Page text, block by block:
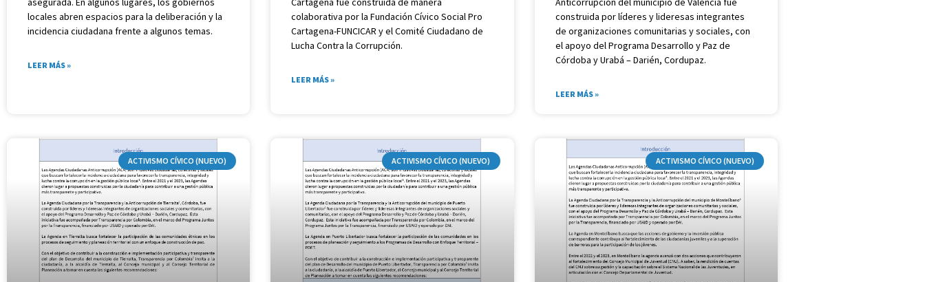
locales abren espacios para la deliberación y la
incidencia ciudadana frente a algunos temas.
LEER MÁS »
colaborativa por la Fundación Cívico Social Pro
Cartagena-FUNCICAR y el Comité Ciudadano de
Lucha Contra la Corrupción.
LEER MÁS »
construida por líderes y lideresas integrantes
de organizaciones comunitarias y sociales, con
el apoyo del Programa Desarrollo y Paz de
Córdoba y Urabá – Darién, Cordupaz.
LEER MÁS »
ACTIVISMO CÍVICO (NUEVO) ACTIVISMO CÍVICO (NUEVO) ACTIVISMO CÍVICO (NUEVO)